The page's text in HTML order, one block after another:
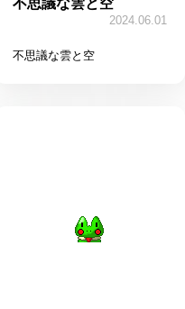
不思議な雲と空
2024.06.01
不思議な雲と空